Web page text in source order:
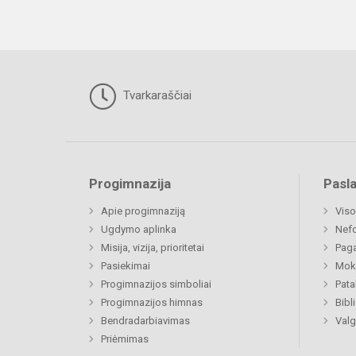
Tvarkaraščiai
Progimnazija
Apie progimnaziją
Ugdymo aplinka
Misija, vizija, prioritetai
Pasiekimai
Progimnazijos simboliai
Progimnazijos himnas
Bendradarbiavimas
Priėmimas